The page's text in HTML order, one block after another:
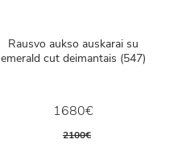
Rausvo aukso auskarai su
emerald cut deimantais (547)
1680€
2100€